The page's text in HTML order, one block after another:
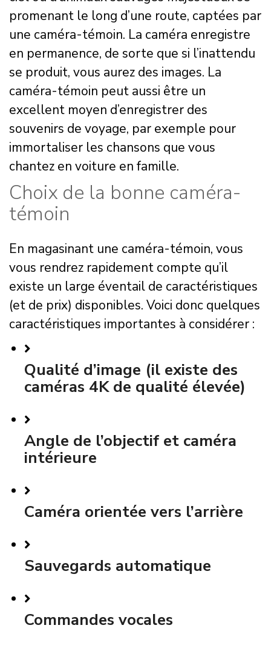
promenant le long d’une route, captées par
une caméra-témoin. La caméra enregistre
en permanence, de sorte que si l’inattendu
se produit, vous aurez des images. La
caméra-témoin peut aussi être un
excellent moyen d’enregistrer des
souvenirs de voyage, par exemple pour
immortaliser les chansons que vous
chantez en voiture en famille.
Choix de la bonne caméra-
témoin
En magasinant une caméra-témoin, vous
vous rendrez rapidement compte qu’il
existe un large éventail de caractéristiques
(et de prix) disponibles. Voici donc quelques
caractéristiques importantes à considérer :
Qualité d’image (il existe des
caméras 4K de qualité élevée)
Angle de l’objectif et caméra
intérieure
Caméra orientée vers l’arrière
Sauvegards automatique
Commandes vocales